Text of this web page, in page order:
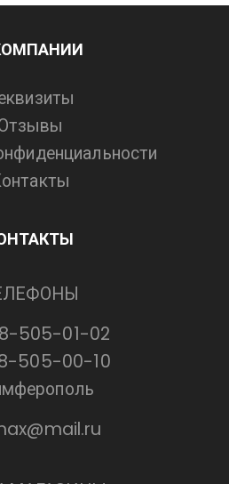
505-01-02
505-00-10